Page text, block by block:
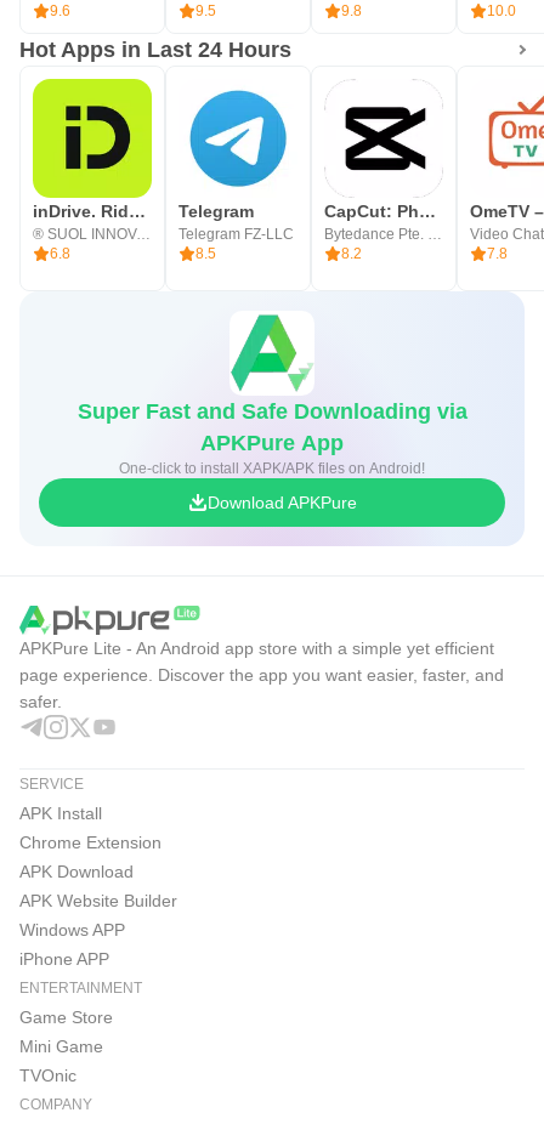
9.6 9.5 9.8 10.0
Hot Apps in Last 24 Hours
inDrive. Rides with fair fares
® SUOL INNOVATIONS LTD
6.8
Telegram
Telegram FZ-LLC
8.5
CapCut: Photo & Video Editor
8.2
7.8
Super Fast and Safe Downloading via
APKPure App
One-click to install XAPK/APK files on Android!
Download APKPure
APKPure Lite - An Android app store with a simple yet efficient
page experience. Discover the app you want easier, faster, and
safer.
SERVICE
APK Install
Chrome Extension
APK Download
APK Website Builder
Windows APP
iPhone APP
ENTERTAINMENT
Game Store
Mini Game
TVOnic
COMPANY